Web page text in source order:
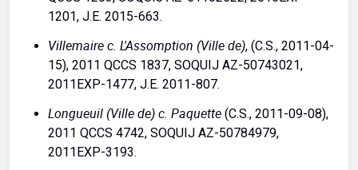
1201, J.E. 2015-663.
Villemaire c. L'Assomption (Ville de), (C.S., 2011-04-
15), 2011 QCCS 1837, SOQUIJ AZ-50743021,
2011EXP-1477, J.E. 2011-807.
Longueuil (Ville de) c. Paquette (C.S., 2011-09-08),
2011 QCCS 4742, SOQUIJ AZ-50784979,
2011EXP-3193.